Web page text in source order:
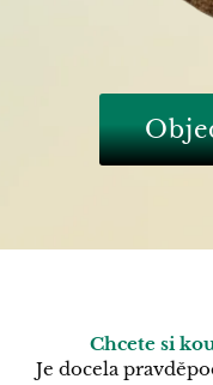
Chcete si
Je docela